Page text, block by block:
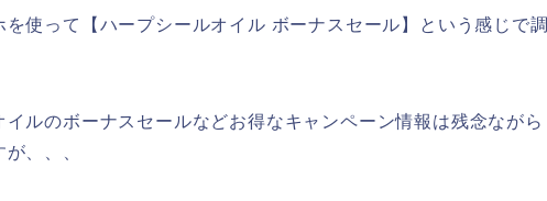
を使って【ハープシールオイル ボーナスセール】という感じで調
ルのボーナスセールなどお得なキャンペーン情報は残念ながら
、、、